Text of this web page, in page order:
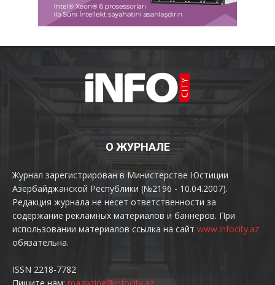
О ЖУРНАЛЕ
Журнал зарегистрирован в Министерстве Юстиции
Азербайджанской Республики (№2196 - 10.04.2007).
Редакция журнала не несет ответственности за
содержание рекламных материалов и баннеров. При
использовании материалов ссылка на сайт www.infocity.az
обязательна.
ISSN 2218-7782